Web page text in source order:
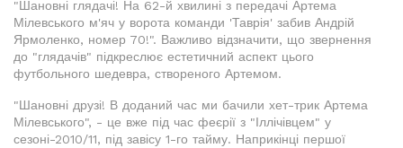
"Шановні глядачі! На 62-й хвилині з передачі Артема
Мілевського м'яч у ворота команди 'Таврія' забив Андрій
Ярмоленко, номер 70!". Важливо відзначити, що звернення
до "глядачів" підкреслює естетичний аспект цього
футбольного шедевра, створеного Артемом.
"Шановні друзі! В доданий час ми бачили хет-трик Артема
Мілевського", - це вже під час феєрії з "Іллічівцем" у
сезоні-2010/11, під завісу 1-го тайму. Наприкінці першої